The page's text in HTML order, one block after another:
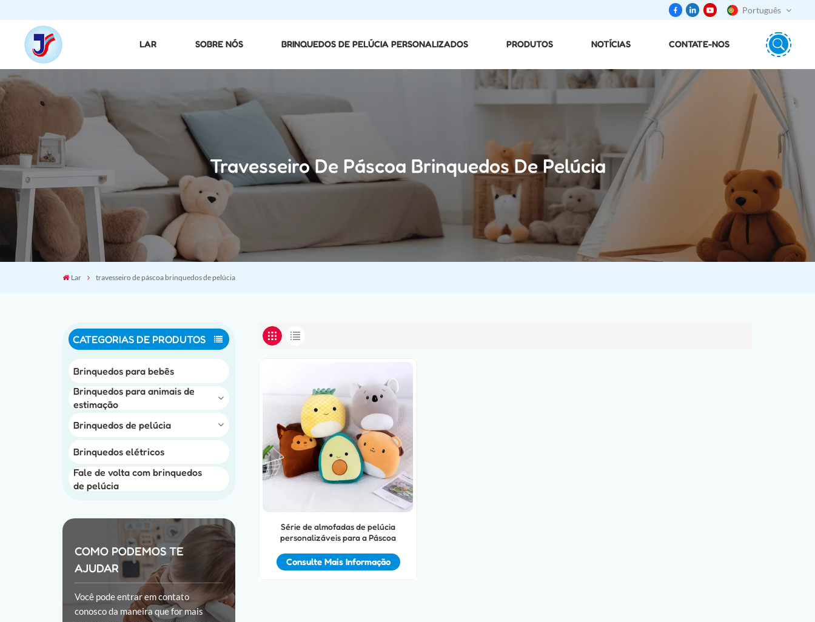
Português
português
日本語
español
русский
LAR SOBRE NÓS BRINQUEDOS DE PELÚCIA PERSONALIZADOS PRODUTOS NOTÍCIAS CONTATE-NOS
Travesseiro De Páscoa Brinquedos De Pelúcia
Lar travesseiro de páscoa brinquedos de pelúcia
CATEGORIAS DE PRODUTOS
Brinquedos para bebês
Brinquedos para animais de
estimação
Brinquedos de pelúcia
Brinquedos elétricos
Fale de volta com brinquedos
de pelúcia
COMO PODEMOS TE
AJUDAR
Você pode entrar em contato
conosco da maneira que for mais
Série de almofadas de pelúcia
personalizáveis para a Páscoa
Consulte Mais Informação